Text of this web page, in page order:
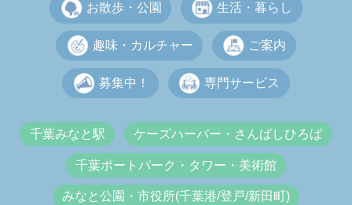
お散歩・公園 生活・暮らし
趣味・カルチャー ご案内
募集中！ 専門サービス
千葉みなと駅 ケーズハーバー・さんばしひろば
千葉ポートパーク・タワー・美術館
みなと公園・市役所(千葉港/登戸/新田町)